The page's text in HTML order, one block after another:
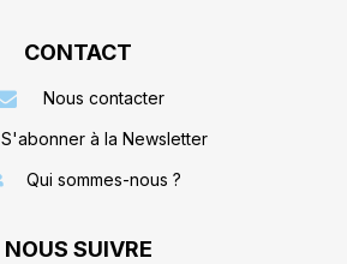
CONTACT
Nous contacter
S'abonner à la Newsletter
Qui sommes-nous ?
NOUS SUIVRE